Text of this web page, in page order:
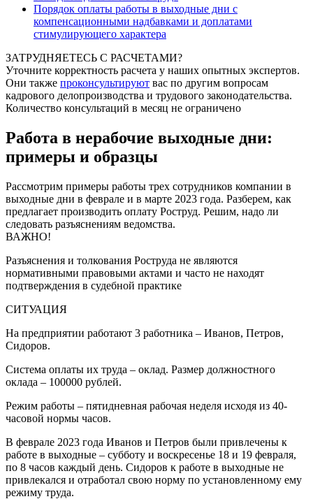
Порядок оплаты работы в выходные дни с
компенсационными надбавками и доплатами
стимулирующего характера
ЗАТРУДНЯЕТЕСЬ С РАСЧЕТАМИ?
Уточните корректность расчета у наших опытных экспертов.
Они также проконсультируют вас по другим вопросам
кадрового делопроизводства и трудового законодательства.
Количество консультаций в месяц не ограничено
Работа в нерабочие выходные дни:
примеры и образцы
Рассмотрим примеры работы трех сотрудников компании в
выходные дни в феврале и в марте 2023 года. Разберем, как
предлагает производить оплату Роструд. Решим, надо ли
следовать разъяснениям ведомства.
ВАЖНО!
Разъяснения и толкования Роструда не являются
нормативными правовыми актами и часто не находят
подтверждения в судебной практике
СИТУАЦИЯ
На предприятии работают 3 работника – Иванов, Петров,
Сидоров.
Система оплаты их труда – оклад. Размер должностного
оклада – 100000 рублей.
Режим работы – пятидневная рабочая неделя исходя из 40-
часовой нормы часов.
В феврале 2023 года Иванов и Петров были привлечены к
работе в выходные – субботу и воскресенье 18 и 19 февраля,
по 8 часов каждый день. Сидоров к работе в выходные не
привлекался и отработал свою норму по установленному ему
режиму труда.